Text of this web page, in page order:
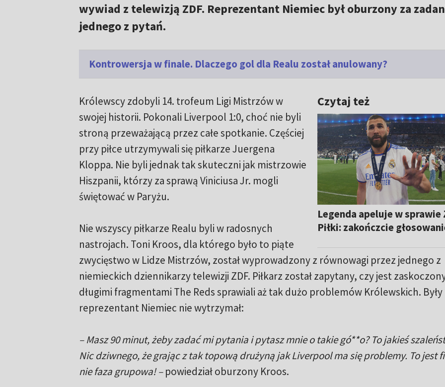
wywiad z telewizją ZDF. Reprezentant Niemiec był oburzony za
jednego z pytań.
Kontrowersja w finale. Dlaczego gol dla Realu został anulowany?
Czytaj też
Legenda apeluje w sprawie
Piłki: zakończcie
Królewscy zdobyli 14. trofeum Ligi Mistrzów w
swojej historii. Pokonali Liverpool 1:0, choć nie byli
stroną przeważającą przez całe spotkanie. Częściej
przy piłce utrzymywali się piłkarze Juergena
Kloppa. Nie byli jednak tak skuteczni jak mistrzowie
Hiszpanii, którzy za sprawą Viniciusa Jr. mogli
świętować w Paryżu.
Nie wszyscy piłkarze Realu byli w radosnych
nastrojach. Toni Kroos, dla którego było to piąte
zwycięstwo w Lidze Mistrzów, został wyprowadzony z równowagi przez jednego z
niemieckich dziennikarzy telewizji ZDF. Piłkarz został zapytany, czy jest
długimi fragmentami The Reds sprawiali aż tak dużo problemów Królewskich. Były
reprezentant Niemiec nie wytrzymał:
– Masz 90 minut, żeby zadać mi pytania i pytasz mnie o takie gó**o? To jakieś
Nic dziwnego, że grając z tak topową drużyną jak Liverpool ma się problemy. To jest
nie faza grupowa! –powiedział oburzony Kroos.